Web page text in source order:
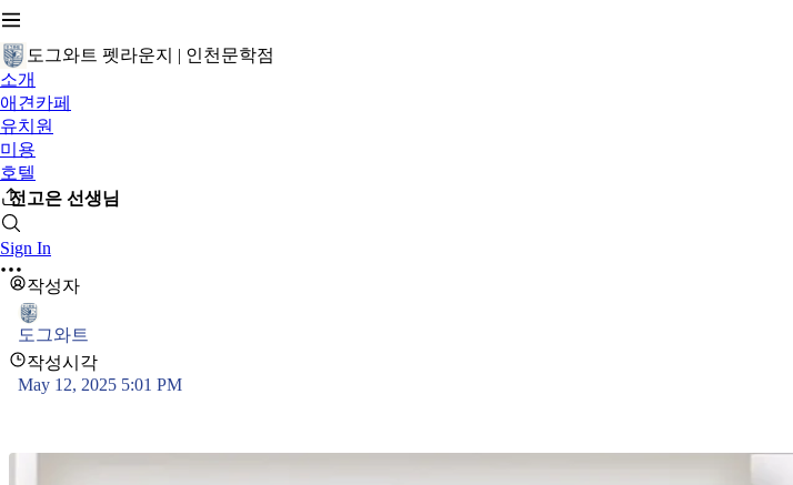
도그와트 펫라운지 | 인천문학점
소개
애견카페
유치원
미용
호텔
Sign In
전고은 선생님
작성자
도그와트
작성시각
May 12, 2025 5:01 PM